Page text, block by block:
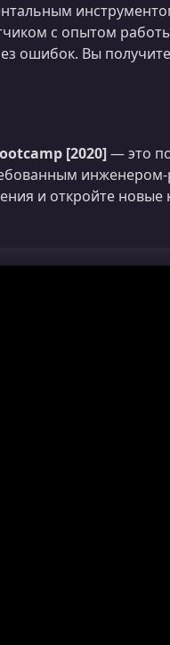
с опытом
ошибок. Вы
[2020]— это
и откройте новые